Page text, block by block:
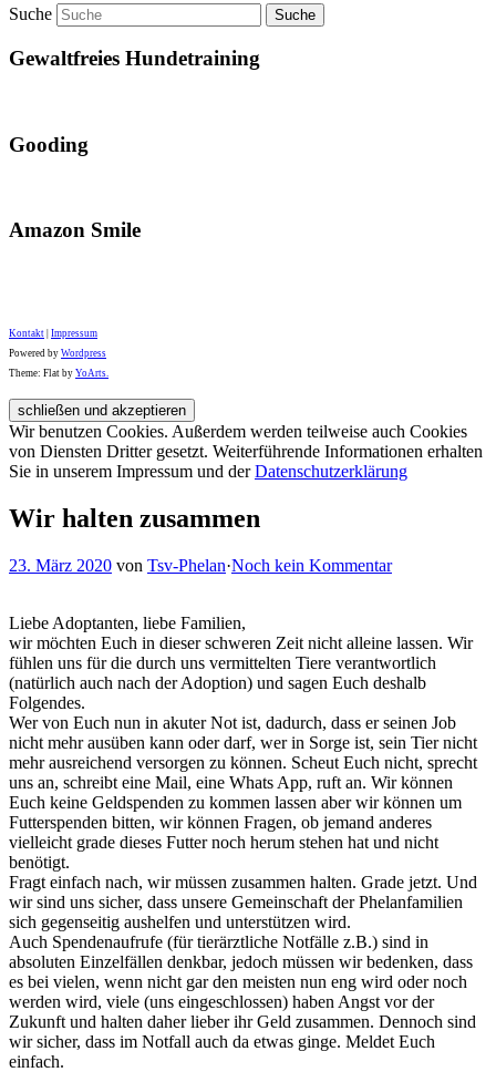
Suche
Gewaltfreies Hundetraining
Gooding
Amazon Smile
Kontakt Impressum
Powered by Wordpress
Theme: Flat by YoArts.
Wir benutzen Cookies. Außerdem werden teilweise auch Cookies
von Diensten Dritter gesetzt. Weiterführende Informationen erhalten
Sie in unserem Impressum und derDatenschutzerklärung
Wir halten zusammen
23. März 2020 von Tsv-Phelan·Noch kein Kommentar
Liebe Adoptanten, liebe Familien,
wir möchten Euch in dieser schweren Zeit nicht alleine lassen. Wir
fühlen uns für die durch uns vermittelten Tiere verantwortlich
(natürlich auch nach der Adoption) und sagen Euch deshalb
Folgendes.
Wer von Euch nun in akuter Not ist, dadurch, dass er seinen Job
nicht mehr ausüben kann oder darf, wer in Sorge ist, sein Tier nicht
mehr ausreichend versorgen zu können. Scheut Euch nicht, sprecht
uns an, schreibt eine Mail, eine Whats App, ruft an. Wir können
Euch keine Geldspenden zu kommen lassen aber wir können um
Futterspenden bitten, wir können Fragen, ob jemand anderes
vielleicht grade dieses Futter noch herum stehen hat und nicht
benötigt.
Fragt einfach nach, wir müssen zusammen halten. Grade jetzt. Und
wir sind uns sicher, dass unsere Gemeinschaft der Phelanfamilien
sich gegenseitig aushelfen und unterstützen wird.
Auch Spendenaufrufe (für tierärztliche Notfälle z.B.) sind in
absoluten Einzelfällen denkbar, jedoch müssen wir bedenken, dass
es bei vielen, wenn nicht gar den meisten nun eng wird oder noch
werden wird, viele (uns eingeschlossen) haben Angst vor der
Zukunft und halten daher lieber ihr Geld zusammen. Dennoch sind
wir sicher, dass im Notfall auch da etwas ginge. Meldet Euch
einfach.